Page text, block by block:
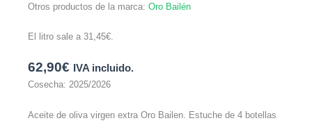
Otros productos de la marca: Oro Bailén
El litro sale a 31,45€.
62,90€ IVA incluido.
Cosecha: 2025/2026
Aceite de oliva virgen extra Oro Bailen. Estuche de 4 botellas